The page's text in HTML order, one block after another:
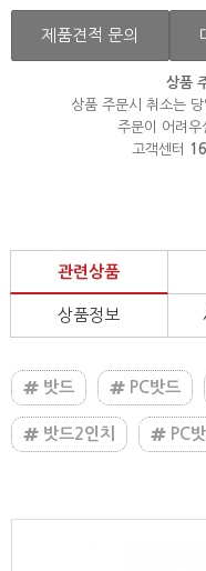
제품견적 문의
상품
상품 주문시 취소는
주문이 어려우
고객센터
관련상품
상품정보
밧드 PC밧드
밧드2인치 PC